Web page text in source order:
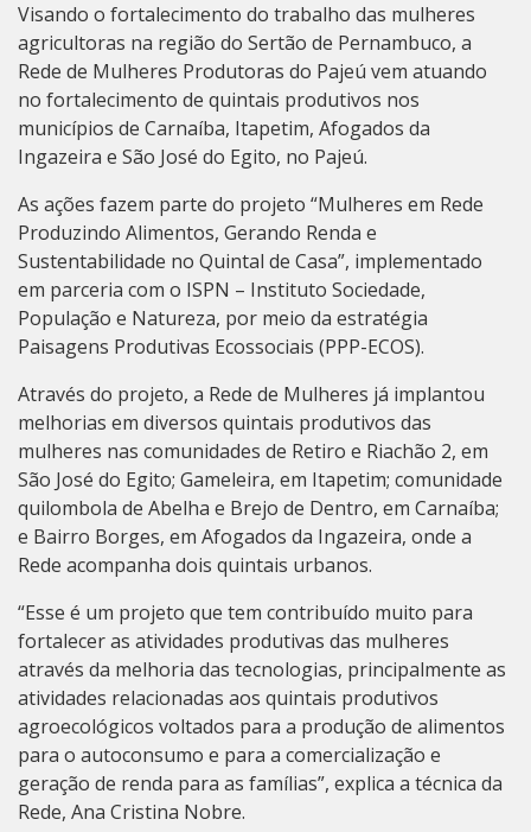
Visando o fortalecimento do trabalho das mulheres
agricultoras na região do Sertão de Pernambuco, a
Rede de Mulheres Produtoras do Pajeú vem atuando
no fortalecimento de quintais produtivos nos
municípios de Carnaíba, Itapetim, Afogados da
Ingazeira e São José do Egito, no Pajeú.
As ações fazem parte do projeto “Mulheres em Rede
Produzindo Alimentos, Gerando Renda e
Sustentabilidade no Quintal de Casa”, implementado
em parceria com o ISPN – Instituto Sociedade,
População e Natureza, por meio da estratégia
Paisagens Produtivas Ecossociais (PPP-ECOS).
Através do projeto, a Rede de Mulheres já implantou
melhorias em diversos quintais produtivos das
mulheres nas comunidades de Retiro e Riachão 2, em
São José do Egito; Gameleira, em Itapetim; comunidade
quilombola de Abelha e Brejo de Dentro, em Carnaíba;
e Bairro Borges, em Afogados da Ingazeira, onde a
Rede acompanha dois quintais urbanos.
“Esse é um projeto que tem contribuído muito para
fortalecer as atividades produtivas das mulheres
através da melhoria das tecnologias, principalmente as
atividades relacionadas aos quintais produtivos
agroecológicos voltados para a produção de alimentos
para o autoconsumo e para a comercialização e
geração de renda para as famílias”, explica a técnica da
Rede, Ana Cristina Nobre.